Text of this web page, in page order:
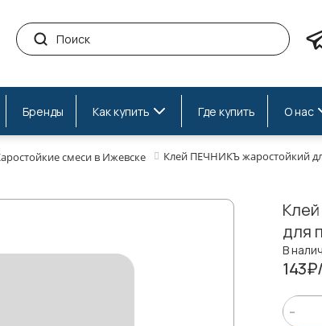
Бренды Как купить Где купить О нас
смеси в Ижевске Клей ПЕЧНИКЪ жаростойкий
для
В